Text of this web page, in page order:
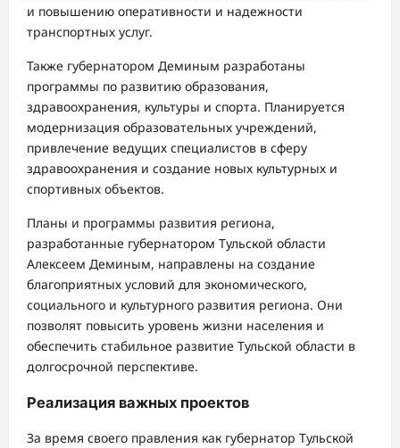
и повышению оперативности и надежности
транспортных услуг.
Также губернатором Деминым разработаны
программы по развитию образования,
здравоохранения, культуры и спорта. Планируется
модернизация образовательных учреждений,
привлечение ведущих специалистов в сферу
здравоохранения и создание новых культурных и
спортивных объектов.
Планы и программы развития региона,
разработанные губернатором Тульской области
Алексеем Деминым, направлены на создание
благоприятных условий для экономического,
социального и культурного развития региона. Они
позволят повысить уровень жизни населения и
обеспечить стабильное развитие Тульской области в
долгосрочной перспективе.
Реализация важных проектов
За время своего правления как губернатор Тульской